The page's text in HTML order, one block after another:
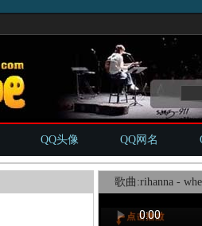
QQ头像 QQ网名
歌曲:rihanna -